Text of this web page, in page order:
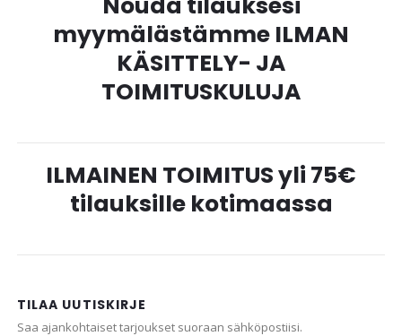
myymälästämme ILMAN
KÄSITTELY- JA
TOIMITUSKULUJA
ILMAINEN TOIMITUS yli 75€
tilauksille kotimaassa
TILAA UUTISKIRJE
Saa ajankohtaiset tarjoukset suoraan sähköpostiisi.